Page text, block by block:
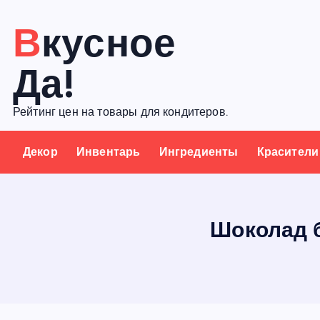
с
Вкусное
Да!
Рейтинг цен на товары для кондитеров.
Декор Инвентарь Ингредиенты Красители
Шоколад